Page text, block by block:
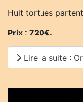
Huit tortues
Prix : 720€.
Lire la suite :